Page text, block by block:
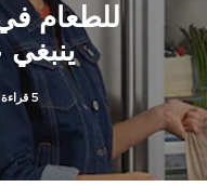
للطعام
ينبغي
5 قراءة دقيقة |